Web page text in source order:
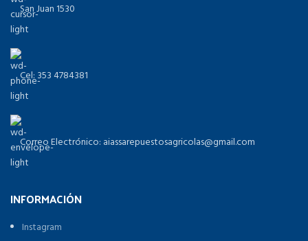
San Juan 1530
Cel: 353 4784381
Correo Electrónico: aiassarepuestosagricolas@gmail.com
INFORMACIÓN
Instagram